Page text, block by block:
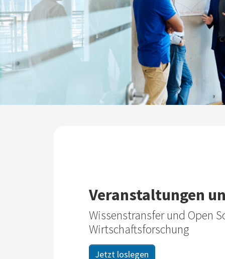
Veranstaltungen
Wissenstransfer und Open
Wirtschaftsforschung
Jetzt loslegen